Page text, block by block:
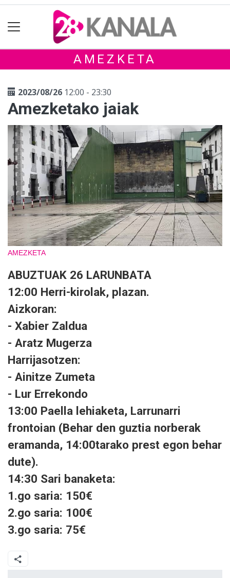
AMEZKETA
2023/08/26 12:00 - 23:30
Amezketako jaiak
AMEZKETA
ABUZTUAK 26 LARUNBATA
12:00 Herri-kirolak, plazan.
Aizkoran:
- Xabier Zaldua
- Aratz Mugerza
Harrijasotzen:
- Ainitze Zumeta
- Lur Errekondo
13:00 Paella lehiaketa, Larrunarri
frontoian (Behar den guztia norberak
eramanda, 14:00tarako prest egon behar
dute).
14:30 Sari banaketa:
1.go saria: 150€
2.go saria: 100€
3.go saria: 75€